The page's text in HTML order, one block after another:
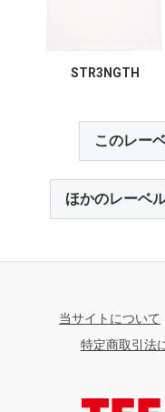
STR3NGTH
このレー
ほかのレーベ
当サイトについて
特定商取引法